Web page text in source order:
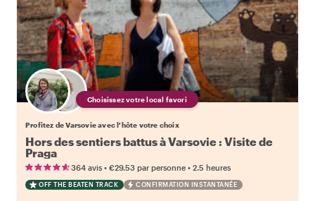
Choisissez votre local favori
Profitez de Varsovie avec l'hôte votre choix
Hors des sentiers battus à Varsovie : Visite de
Praga
364 avis • €29.53 par personne • 2.5 heures
OFF THE BEATEN TRACK CONFIRMATION INSTANTANÉE